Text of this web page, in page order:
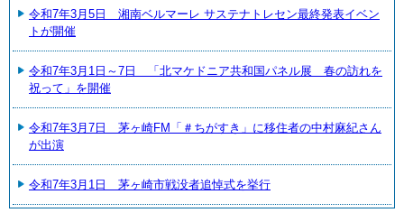
令和7年3月5日 湘南ベルマーレ サステナトレセン最終発表イベン
トが開催
令和7年3月1日～7日 「北マケドニア共和国パネル展 春の訪れを
祝って」を開催
令和7年3月7日 茅ヶ崎FM「＃ちがすき」に移住者の中村麻紀さん
が出演
令和7年3月1日 茅ヶ崎市戦没者追悼式を挙行